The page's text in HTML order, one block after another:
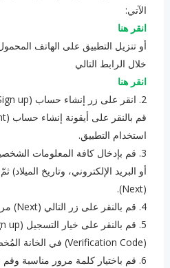
الآتي:
انقر هنا
أو تنزيل التطبيق على الهاتف
خلال الرابط التالي
انقر هنا
استخدام التطبيق.
3. قم بإدخال كافة المعلومات
أو البريد الإلكتروني، وتاريخ الميلاد)
(Next).
4. ‏قم بالنقر على زر التالي (Next) مرة أخرى.
(Verification Code) في الخانة المُخصّصة لذلك، ثم على (Next).
6. ‏قم باختيار كلمة مرور مناسبة وقم بإدخالها ثم على (Next).